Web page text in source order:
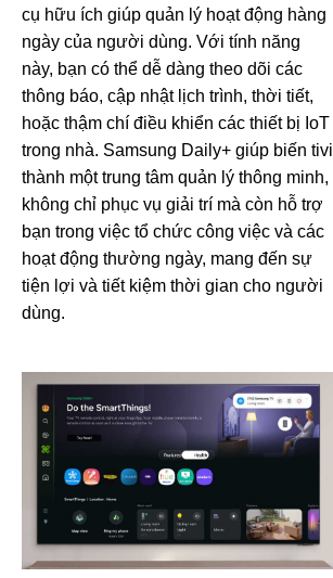
cụ hữu ích giúp quản lý hoạt động hàng
ngày của người dùng. Với tính năng
này, bạn có thể dễ dàng theo dõi các
thông báo, cập nhật lịch trình, thời tiết,
hoặc thậm chí điều khiển các thiết bị IoT
trong nhà. Samsung Daily+ giúp biến tivi
thành một trung tâm quản lý thông minh,
không chỉ phục vụ giải trí mà còn hỗ trợ
bạn trong việc tổ chức công việc và các
hoạt động thường ngày, mang đến sự
tiện lợi và tiết kiệm thời gian cho người
dùng.